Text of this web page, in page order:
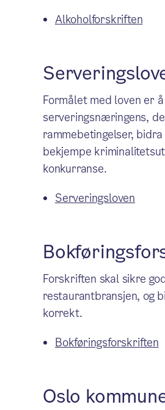
Alkoholforskriften
Formålet med loven er
serveringsnæringens,
rammebetingelser,
bekjempe
konkurranse.
Serveringsloven
Forskriften skal sikre
restaurantbransjen, og
korrekt.
Bokføringsforskriften
Oslo